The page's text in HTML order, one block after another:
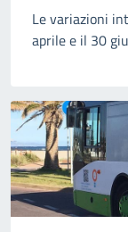
Le variazioni
aprile e il 30